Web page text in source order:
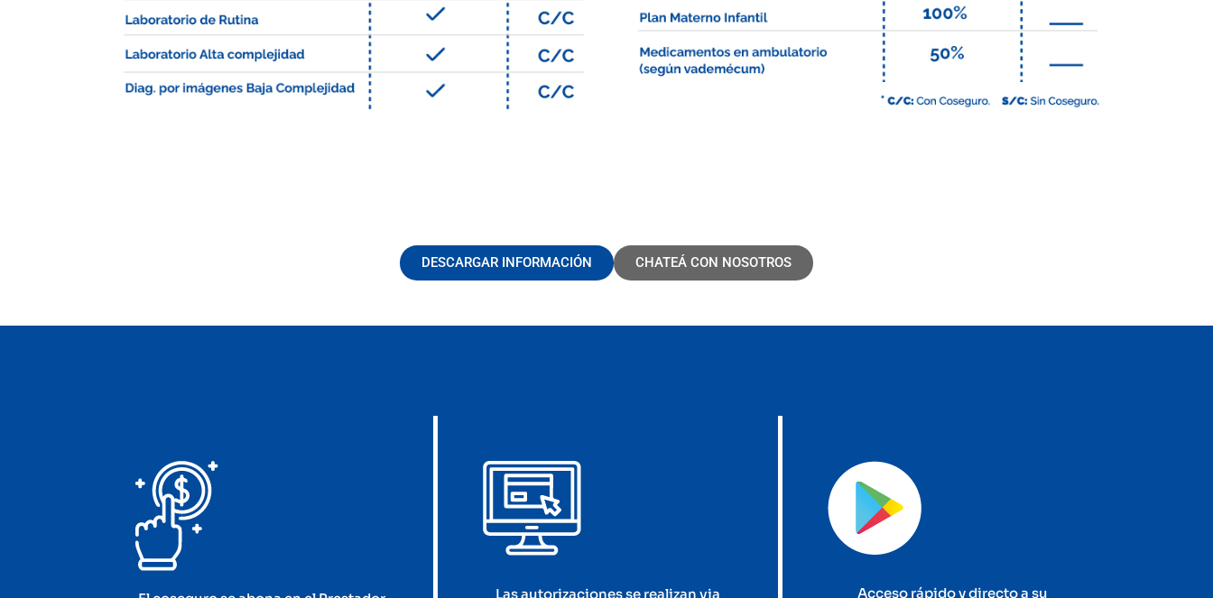
DESCARGAR INFORMACIÓN CHATEÁ CON NOSOTROS
Las autorizaciones se realizan via
Acceso rápido y directo a su